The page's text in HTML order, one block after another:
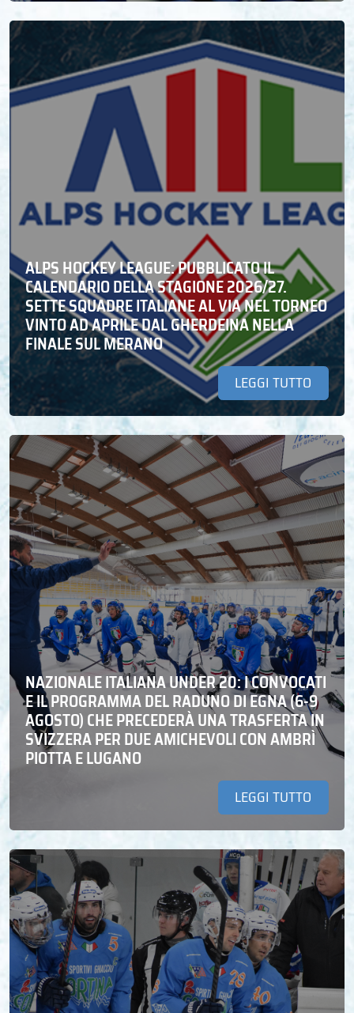
ALPS HOCKEY LEAGUE: PUBBLICATO IL
CALENDARIO DELLA STAGIONE 2026/27.
SETTE SQUADRE ITALIANE AL VIA NEL TORNEO
VINTO AD APRILE DAL GHERDEINA NELLA
FINALE SUL MERANO
LEGGI TUTTO
NAZIONALE ITALIANA UNDER 20: I CONVOCATI
E IL PROGRAMMA DEL RADUNO DI EGNA (6-9
AGOSTO) CHE PRECEDERÀ UNA TRASFERTA IN
SVIZZERA PER DUE AMICHEVOLI CON AMBRÌ
PIOTTA E LUGANO
LEGGI TUTTO